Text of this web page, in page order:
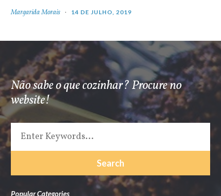
Margarida Morais 14 DE JULHO, 2019
Não sabe o que cozinhar? Procure no
website!
Popular Categories